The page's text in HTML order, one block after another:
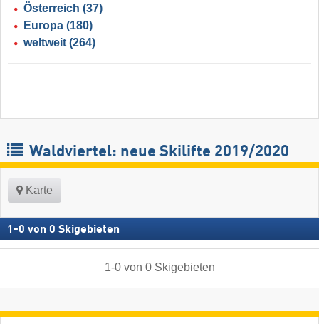
Österreich (37)
Europa (180)
weltweit (264)
Waldviertel: neue Skilifte 2019/2020
Karte
1 -0 von 0 Skigebieten
1-0von 0 Skigebieten